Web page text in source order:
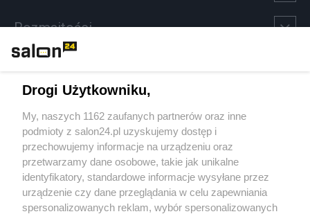
Rozmaitości
Sport
Społeczeństwo
Kultura
Drogi Użytkowniku,
My, naszych 1162 zaufanych partnerów oraz inne
podmioty z salon24.pl uzyskujemy dostęp i
przechowujemy informacje na urządzeniu oraz
przetwarzamy dane osobowe, takie jak unikalne
identyfikatory, standardowe informacje wysyłane przez
urządzenie czy dane przeglądania w celu zapewniania
spersonalizowanych reklam, wybór spersonalizowanych